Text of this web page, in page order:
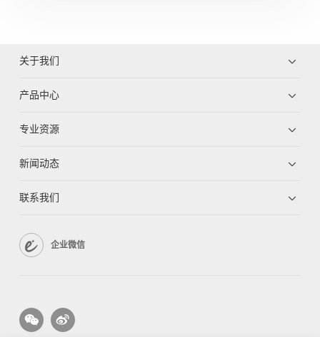
关于我们
产品中心
专业资源
新闻动态
联系我们
企业微信